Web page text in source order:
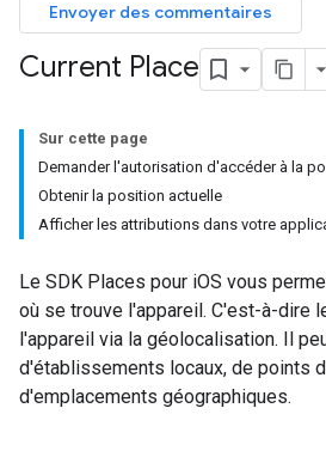
Envoyer des commentaires
Current Place
Sur cette page
Demander l'autorisation d'accéder à la
Obtenir la position actuelle
Afficher les attributions dans votre
Le SDK Places pour iOS vous
où se trouve l'appareil. C'est-à-dire
l'appareil via la géolocalisation. Il
d'établissements locaux, de points
d'emplacements géographiques.